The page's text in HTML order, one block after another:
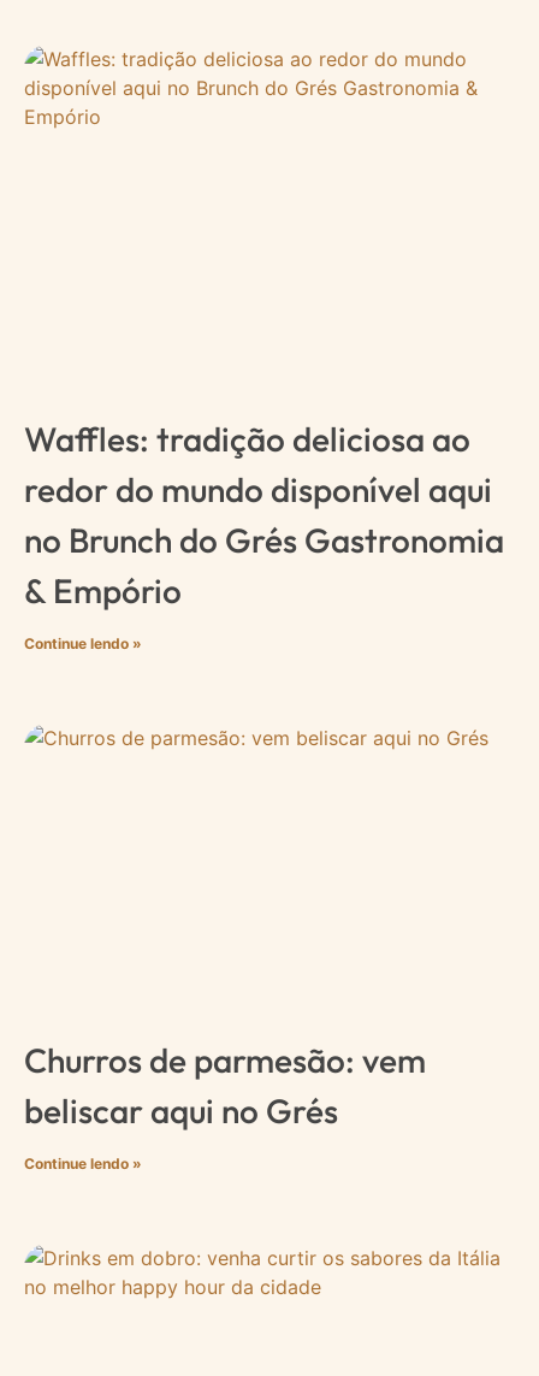
Waffles: tradição deliciosa ao
redor do mundo disponível aqui
no Brunch do Grés Gastronomia
& Empório
Continue lendo »
Churros de parmesão: vem
beliscar aqui no Grés
Continue lendo »